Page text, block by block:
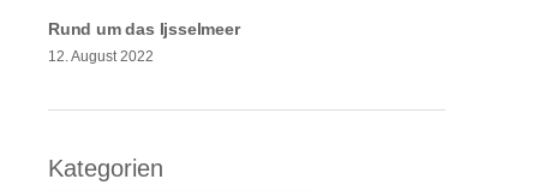
Rund um das Ijsselmeer
12. August 2022
Kategorien
Kategorien